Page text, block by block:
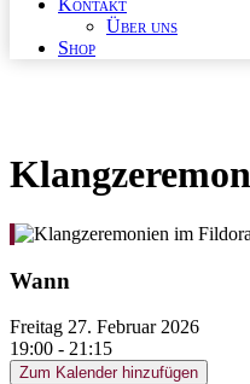
Kontakt
Über uns
Shop
Wann
Freitag 27. Februar 2026
19:00 - 21:15
Zum Kalender hinzufügen